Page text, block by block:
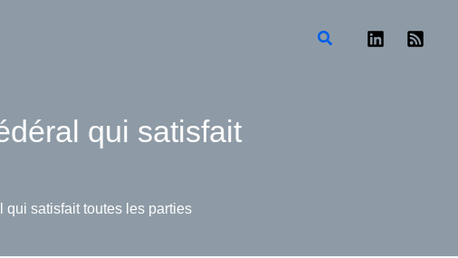
Rechercher
qui satisfait
qui satisfait toutes les parties